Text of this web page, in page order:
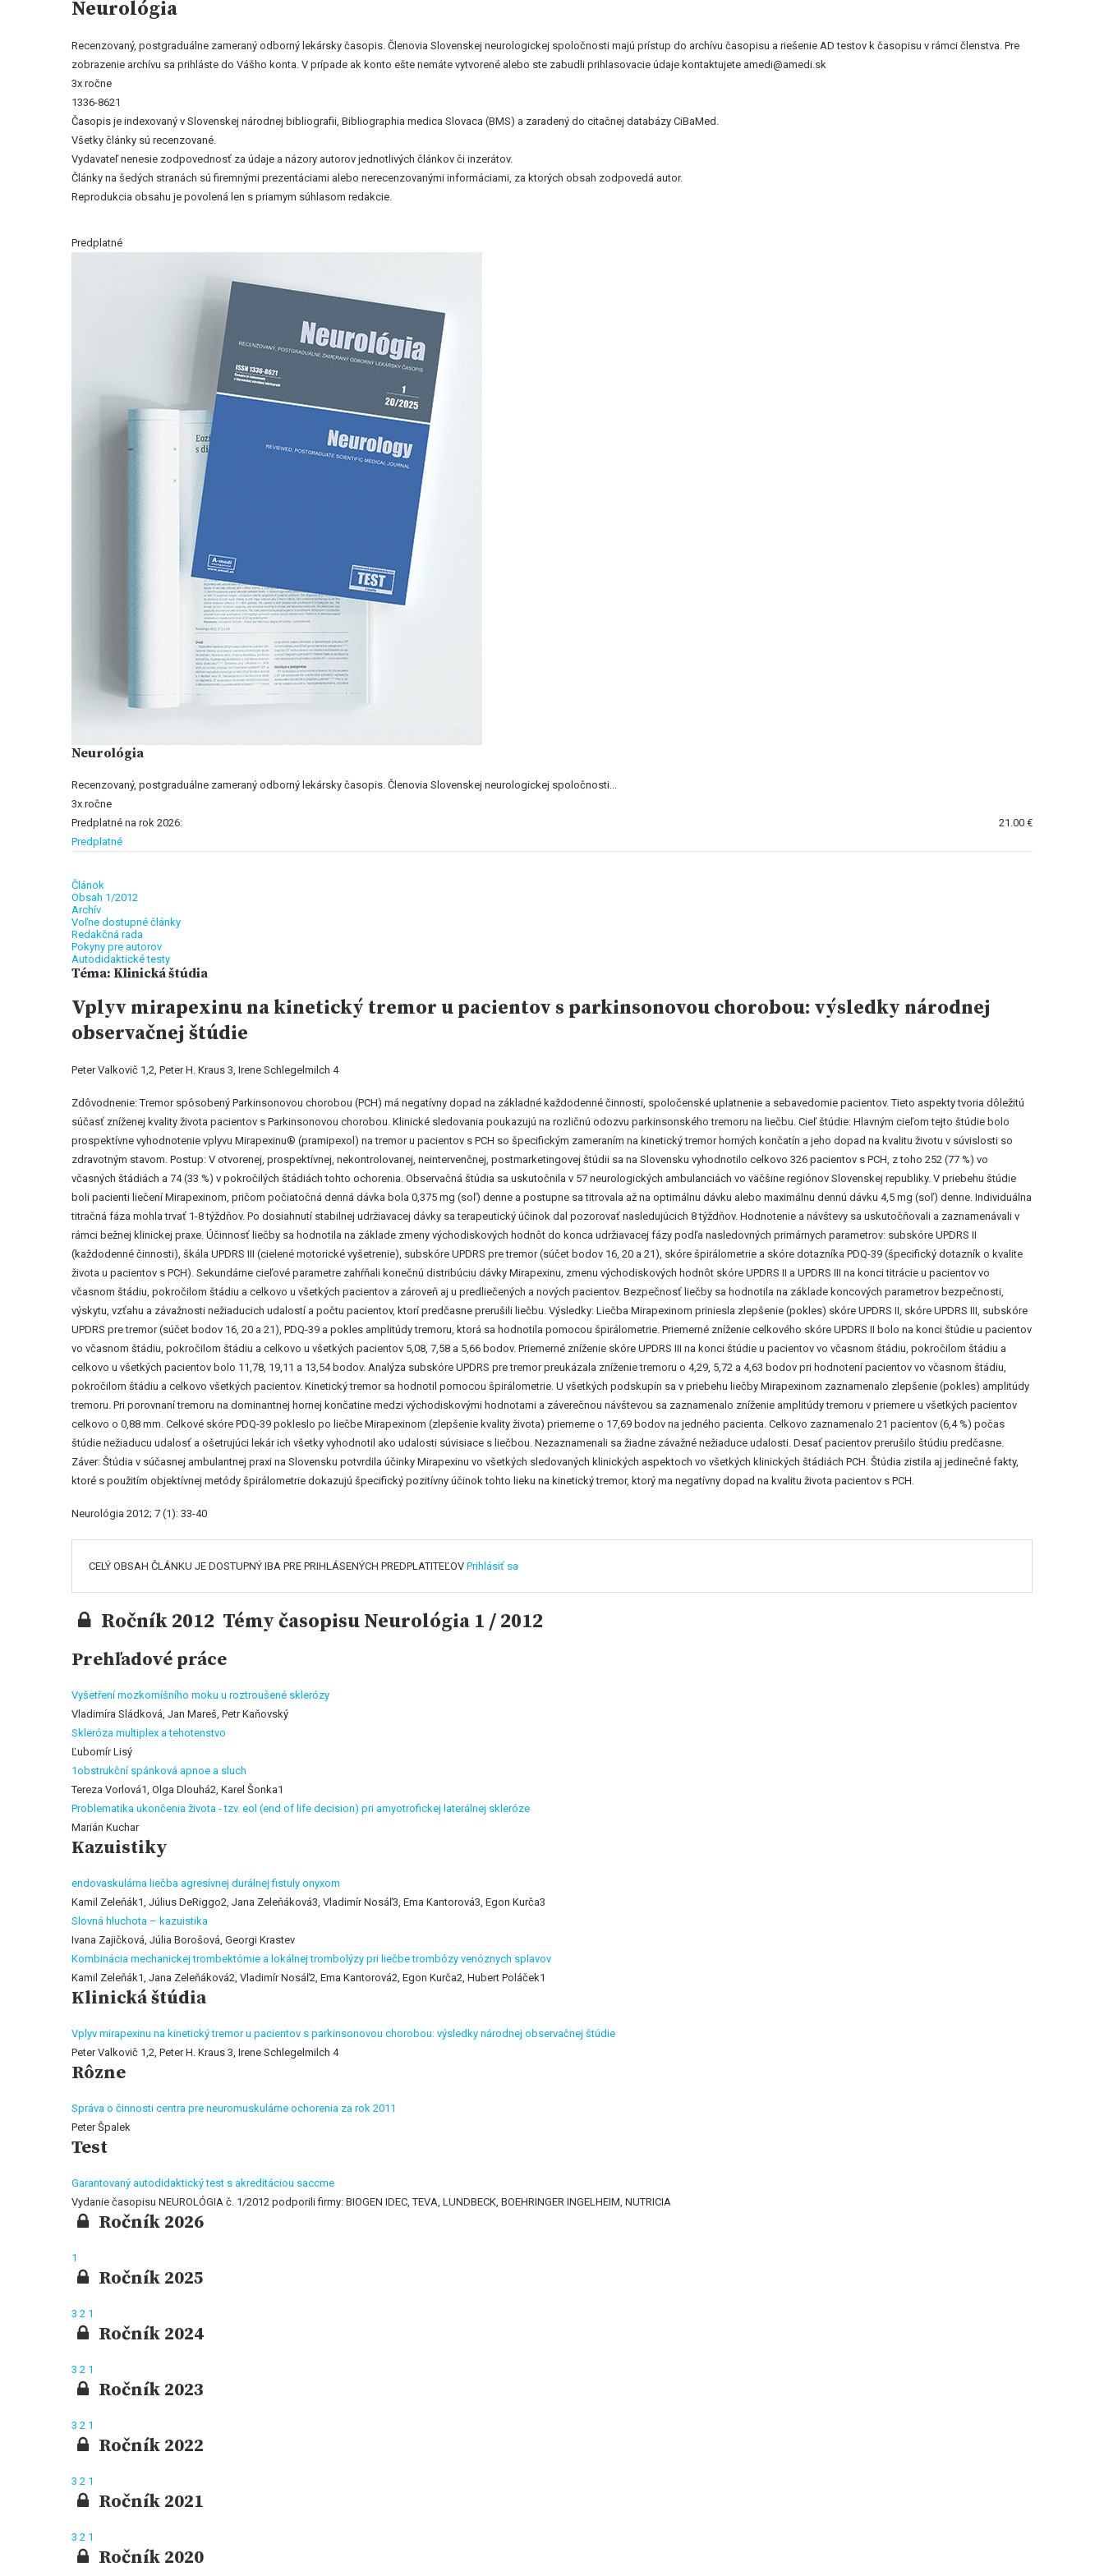
Neurológia
Recenzovaný, postgraduálne zameraný odborný lekársky časopis. Členovia Slovenskej neurologickej spoločnosti majú prístup do archívu časopisu a riešenie AD testov k časopisu v rámci členstva. Pre
zobrazenie archívu sa prihláste do Vášho konta. V prípade ak konto ešte nemáte vytvorené alebo ste zabudli prihlasovacie údaje kontaktujete amedi@amedi.sk
3x ročne
1336-8621
Časopis je indexovaný v Slovenskej národnej bibliografii, Bibliographia medica Slovaca (BMS) a zaradený do citačnej databázy CiBaMed.
Všetky články sú recenzované.
Vydavateľ nenesie zodpovednosť za údaje a názory autorov jednotlivých článkov či inzerátov.
Články na šedých stranách sú firemnými prezentáciami alebo nerecenzovanými informáciami, za ktorých obsah zodpovedá autor.
Reprodukcia obsahu je povolená len s priamym súhlasom redakcie.
Predplatné
Neurológia
Recenzovaný, postgraduálne zameraný odborný lekársky časopis. Členovia Slovenskej neurologickej spoločnosti...
3x ročne
Predplatné na rok 2026:
21.00 €
Predplatné
Článok
Obsah 1/2012
Archív
Voľne dostupné články
Redakčná rada
Pokyny pre autorov
Autodidaktické testy
Téma: Klinická štúdia
Vplyv mirapexinu na kinetický tremor u pacientov s parkinsonovou chorobou: výsledky národnej
observačnej štúdie
Peter Valkovič 1,2, Peter H. Kraus 3, Irene Schlegelmilch 4
Zdôvodnenie: Tremor spôsobený Parkinsonovou chorobou (PCH) má negatívny dopad na základné každodenné činnosti, spoločenské uplatnenie a sebavedomie pacientov. Tieto aspekty tvoria dôležitú
súčasť zníženej kvality života pacientov s Parkinsonovou chorobou. Klinické sledovania poukazujú na rozličnú odozvu parkinsonského tremoru na liečbu. Cieľ štúdie: Hlavným cieľom tejto štúdie bolo
prospektívne vyhodnotenie vplyvu Mirapexinu® (pramipexol) na tremor u pacientov s PCH so špecifickým zameraním na kinetický tremor horných končatín a jeho dopad na kvalitu životu v súvislosti so
zdravotným stavom. Postup: V otvorenej, prospektívnej, nekontrolovanej, neintervenčnej, postmarketingovej štúdii sa na Slovensku vyhodnotilo celkovo 326 pacientov s PCH, z toho 252 (77 %) vo
včasných štádiách a 74 (33 %) v pokročilých štádiách tohto ochorenia. Observačná štúdia sa uskutočnila v 57 neurologických ambulanciách vo väčšine regiónov Slovenskej republiky. V priebehu štúdie
boli pacienti liečení Mirapexinom, pričom počiatočná denná dávka bola 0,375 mg (soľ) denne a postupne sa titrovala až na optimálnu dávku alebo maximálnu dennú dávku 4,5 mg (soľ) denne. Individuálna
titračná fáza mohla trvať 1-8 týždňov. Po dosiahnutí stabilnej udržiavacej dávky sa terapeutický účinok dal pozorovať nasledujúcich 8 týždňov. Hodnotenie a návštevy sa uskutočňovali a zaznamenávali v
rámci bežnej klinickej praxe. Účinnosť liečby sa hodnotila na základe zmeny východiskových hodnôt do konca udržiavacej fázy podľa nasledovných primárnych parametrov: subskóre UPDRS II
(každodenné činnosti), škála UPDRS III (cielené motorické vyšetrenie), subskóre UPDRS pre tremor (súčet bodov 16, 20 a 21), skóre špirálometrie a skóre dotazníka PDQ-39 (špecifický dotazník o kvalite
života u pacientov s PCH). Sekundárne cieľové parametre zahŕňali konečnú distribúciu dávky Mirapexinu, zmenu východiskových hodnôt skóre UPDRS II a UPDRS III na konci titrácie u pacientov vo
včasnom štádiu, pokročilom štádiu a celkovo u všetkých pacientov a zároveň aj u predliečených a nových pacientov. Bezpečnosť liečby sa hodnotila na základe koncových parametrov bezpečnosti,
výskytu, vzťahu a závažnosti nežiaducich udalostí a počtu pacientov, ktorí predčasne prerušili liečbu. Výsledky: Liečba Mirapexinom priniesla zlepšenie (pokles) skóre UPDRS II, skóre UPDRS III, subskóre
UPDRS pre tremor (súčet bodov 16, 20 a 21), PDQ-39 a pokles amplitúdy tremoru, ktorá sa hodnotila pomocou špirálometrie. Priemerné zníženie celkového skóre UPDRS II bolo na konci štúdie u pacientov
vo včasnom štádiu, pokročilom štádiu a celkovo u všetkých pacientov 5,08, 7,58 a 5,66 bodov. Priemerné zníženie skóre UPDRS III na konci štúdie u pacientov vo včasnom štádiu, pokročilom štádiu a
celkovo u všetkých pacientov bolo 11,78, 19,11 a 13,54 bodov. Analýza subskóre UPDRS pre tremor preukázala zníženie tremoru o 4,29, 5,72 a 4,63 bodov pri hodnotení pacientov vo včasnom štádiu,
pokročilom štádiu a celkovo všetkých pacientov. Kinetický tremor sa hodnotil pomocou špirálometrie. U všetkých podskupín sa v priebehu liečby Mirapexinom zaznamenalo zlepšenie (pokles) amplitúdy
tremoru. Pri porovnaní tremoru na dominantnej hornej končatine medzi východiskovými hodnotami a záverečnou návštevou sa zaznamenalo zníženie amplitúdy tremoru v priemere u všetkých pacientov
celkovo o 0,88 mm. Celkové skóre PDQ-39 pokleslo po liečbe Mirapexinom (zlepšenie kvality života) priemerne o 17,69 bodov na jedného pacienta. Celkovo zaznamenalo 21 pacientov (6,4 %) počas
štúdie nežiaducu udalosť a ošetrujúci lekár ich všetky vyhodnotil ako udalosti súvisiace s liečbou. Nezaznamenali sa žiadne závažné nežiaduce udalosti. Desať pacientov prerušilo štúdiu predčasne.
Záver: Štúdia v súčasnej ambulantnej praxi na Slovensku potvrdila účinky Mirapexinu vo všetkých sledovaných klinických aspektoch vo všetkých klinických štádiách PCH. Štúdia zistila aj jedinečné fakty,
ktoré s použitím objektívnej metódy špirálometrie dokazujú špecifický pozitívny účinok tohto lieku na kinetický tremor, ktorý ma negatívny dopad na kvalitu života pacientov s PCH.
Neurológia 2012; 7 (1): 33-40
CELÝ OBSAH ČLÁNKU JE DOSTUPNÝ IBA PRE PRIHLÁSENÝCH PREDPLATITEĽOV Prihlásiť sa
Ročník 2012 Témy časopisu Neurológia 1 / 2012
Prehľadové práce
Vyšetření mozkomíšního moku u roztroušené sklerózy
Vladimíra Sládková, Jan Mareš, Petr Kaňovský
Skleróza multiplex a tehotenstvo
Ľubomír Lisý
1obstrukční spánková apnoe a sluch
Tereza Vorlová1, Olga Dlouhá2, Karel Šonka1
Problematika ukončenia života - tzv. eol (end of life decision) pri amyotrofickej laterálnej skleróze
Marián Kuchar
Kazuistiky
endovaskulárna liečba agresívnej durálnej fistuly onyxom
Kamil Zeleňák1, Július DeRiggo2, Jana Zeleňáková3, Vladimír Nosáľ3, Ema Kantorová3, Egon Kurča3
Slovná hluchota – kazuistika
Ivana Zajičková, Júlia Borošová, Georgi Krastev
Kombinácia mechanickej trombektómie a lokálnej trombolýzy pri liečbe trombózy venóznych splavov
Kamil Zeleňák1, Jana Zeleňáková2, Vladimír Nosáľ2, Ema Kantorová2, Egon Kurča2, Hubert Poláček1
Klinická štúdia
Vplyv mirapexinu na kinetický tremor u pacientov s parkinsonovou chorobou: výsledky národnej observačnej štúdie
Peter Valkovič 1,2, Peter H. Kraus 3, Irene Schlegelmilch 4
Rôzne
Správa o činnosti centra pre neuromuskulárne ochorenia za rok 2011
Peter Špalek
Test
Garantovaný autodidaktický test s akreditáciou saccme
Vydanie časopisu NEUROLÓGIA č. 1/2012 podporili firmy: BIOGEN IDEC, TEVA, LUNDBECK, BOEHRINGER INGELHEIM, NUTRICIA
Ročník 2026
1
Ročník 2025
3 2 1
Ročník 2024
3 2 1
Ročník 2023
3 2 1
Ročník 2022
3 2 1
Ročník 2021
3 2 1
Ročník 2020